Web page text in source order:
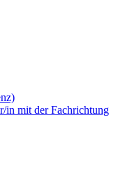
in mit der Fachrichtung